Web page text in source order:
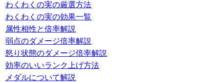
わくわくの実の厳選方法
わくわくの実の効果一覧
属性相性と倍率解説
弱点のダメージ倍率解説
怒り状態のダメージ倍率解説
効率のいいランク上げ方法
メダルについて解説